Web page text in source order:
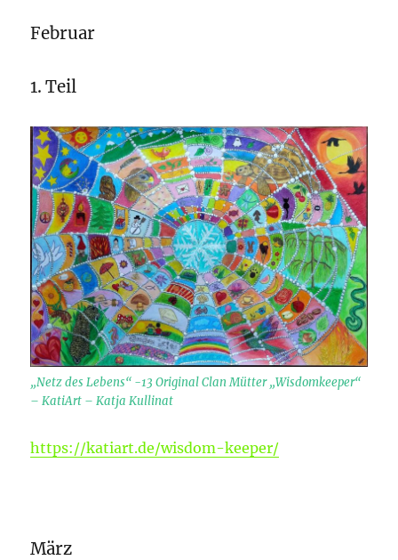
Februar
1. Teil
„Netz des Lebens“ -13 Original Clan Mütter „Wisdomkeeper“
– KatiArt – Katja Kullinat
https://katiart.de/wisdom-keeper/
März